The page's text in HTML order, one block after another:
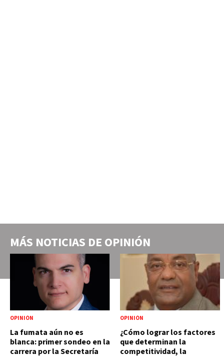
MÁS NOTICIAS DE OPINIÓN
OPINIÓN
La fumata aún no es
blanca: primer sondeo en la
carrera por la Secretaría
OPINIÓN
¿Cómo lograr los factores
que determinan la
competitividad, la